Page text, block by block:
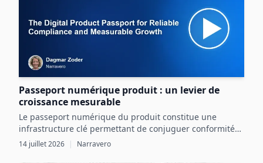
Passeport numérique produit : un levier de
croissance mesurable
Le passeport numérique du produit constitue une
infrastructure clé permettant de conjuguer conformité
réglementaire et transformation digitale pour une
croissance mesurable.
14 juillet 2026 | Narravero